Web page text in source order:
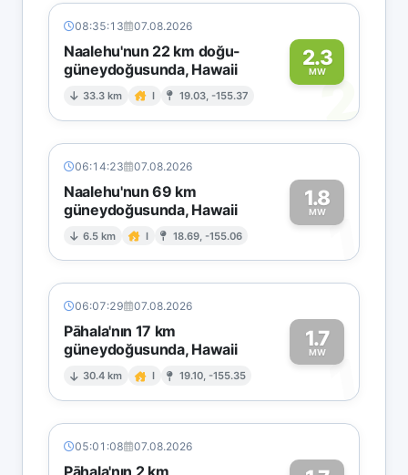
08:35:13 07.08.2026
Naalehu'nun 22 km doğu-
güneydoğusunda, Hawaii
33.3 km I 19.03, -155.37
2.3
MW
2
06:14:23 07.08.2026
Naalehu'nun 69 km
güneydoğusunda, Hawaii
6.5 km I 18.69, -155.06
1.8
MW1
06:07:29 07.08.2026
Pāhala'nın 17 km
güneydoğusunda, Hawaii
30.4 km I 19.10, -155.35
1.7
MW1
05:01:08 07.08.2026
Pāhala'nın 2 km